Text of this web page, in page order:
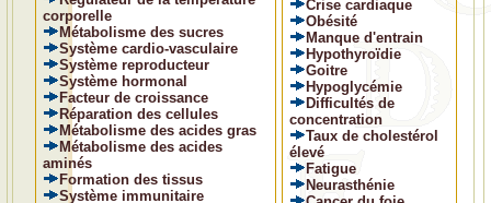
corporelle
Métabolisme des sucres
Système cardio-vasculaire
Système reproducteur
Système hormonal
Facteur de croissance
Réparation des cellules
Métabolisme des acides gras
Métabolisme des acides
aminés
Formation des tissus
Système immunitaire
Crise cardiaque
Obésité
Manque d'entrain
Hypothyroïdie
Goitre
Hypoglycémie
Difficultés de
concentration
Taux de cholestérol
élevé
Fatigue
Neurasthénie